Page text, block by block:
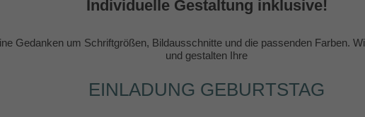
Individuelle Gestaltung inklusive!
Gedanken um Schriftgrößen, Bildausschnitte und die passenden Farben.
und gestalten Ihre
EINLADUNG GEBURTSTAG